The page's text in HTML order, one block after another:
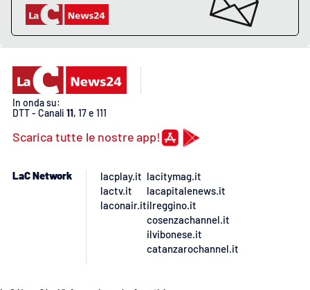
LOCALI
Catanzaro
Crotone
Vibo Valentia
Reggio Calabria
In onda su:
DTT - Canali 11, 17 e 111
Scarica tutte le nostre app!
LaC Network
lacplay.it
lactv.it
laconair.it
lacitymag.it
lacapitalenews.it
ilreggino.it
cosenzachannel.it
ilvibonese.it
catanzarochannel.it